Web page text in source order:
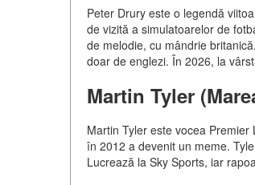
Peter Drury este o legendă
de vizită a simulatoarelor de
de melodie, cu mândrie
doar de englezi. În 2026, la
Martin Tyler
Martin Tyler este vocea
în 2012 a devenit un meme.
Lucrează la Sky Sports, iar